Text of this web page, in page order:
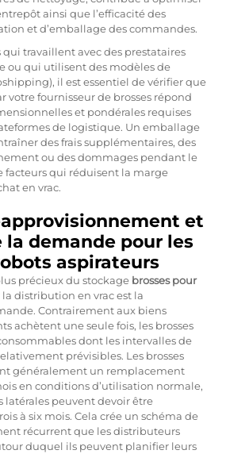
ainsi que l’efficacité des
et d’emballage des commandes.
travaillent avec des prestataires
ou qui utilisent des modèles de
il est essentiel de vérifier que
votre fournisseur de brosses répond
et pondérales requises
de logistique. Un emballage
des frais supplémentaires, des
ou des dommages pendant le
qui réduisent la marge
en vrac.
et
la demande pour les
aspirateurs
précieux du stockage brosses pour
la distribution en vrac est la
Contrairement aux biens
achètent une seule fois, les brosses
dont les intervalles de
prévisibles. Les brosses
généralement un remplacement
en conditions d’utilisation normale,
latérales peuvent devoir être
à six mois. Cela crée un schéma de
récurrent que les distributeurs
duquel ils peuvent planifier leurs